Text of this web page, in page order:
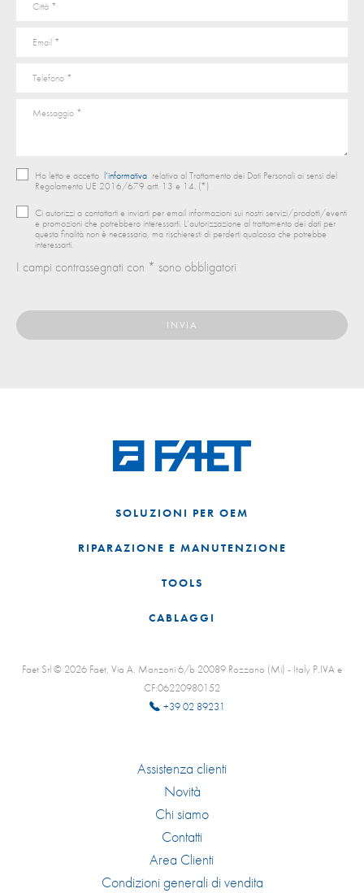
Ho letto e accetto l’informativa relativa al Trattamento dei Dati Personali ai sensi del
Regolamento UE 2016/679 artt. 13 e 14. (*)
Ci autorizzi a contattarti e inviarti per email informazioni sui nostri servizi/prodotti/eventi
e promozioni che potrebbero interessarti. L’autorizzazione al trattamento dei dati per
questa finalità non è necessaria, ma rischieresti di perderti qualcosa che potrebbe
interessarti.
I campi contrassegnati con * sono obbligatori
SOLUZIONI PER OEM
RIPARAZIONE E MANUTENZIONE
TOOLS
CABLAGGI
Faet Srl © 2026 Faet, Via A. Manzoni 6/b 20089 Rozzano (Mi) - Italy P.IVA e
CF:06220980152
+39 02 89231
Assistenza clienti
Novità
Chi siamo
Contatti
Area Clienti
Condizioni generali di vendita